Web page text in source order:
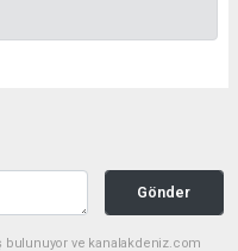
Gönder
bulunuyor ve kanalakdeniz.com